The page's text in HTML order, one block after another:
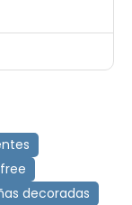
decoradas